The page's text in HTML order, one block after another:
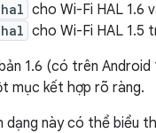
cho Wi-Fi HAL 1.6
cho Wi-Fi HAL 1.5
1.6 (có trên Android
mục kết hợp rõ ràng.
này có thể biểu